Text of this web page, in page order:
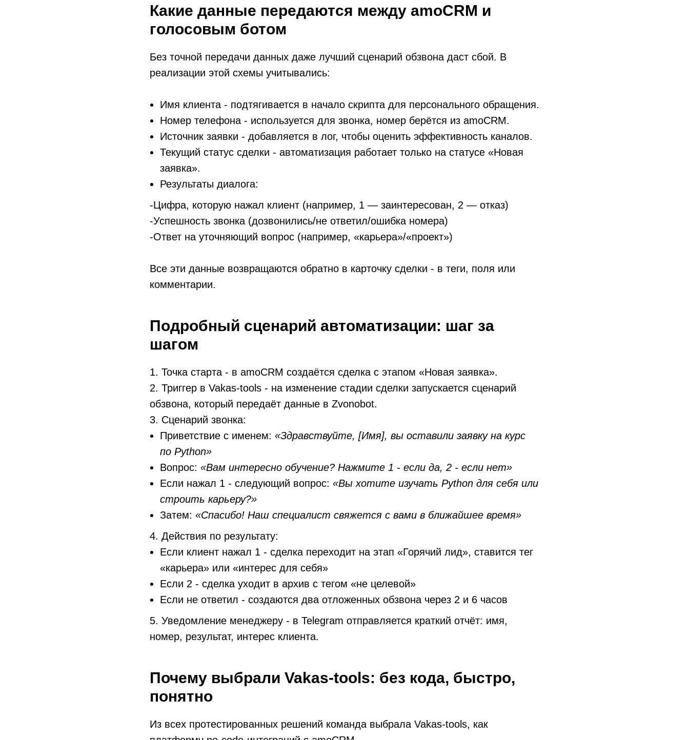
Какие данные передаются между amoCRM и
голосовым ботом
Без точной передачи данных даже лучший сценарий обзвона даст сбой. В
реализации этой схемы учитывались:
Имя клиента - подтягивается в начало скрипта для персонального обращения.
Номер телефона - используется для звонка, номер берётся из amoCRM.
Источник заявки - добавляется в лог, чтобы оценить эффективность каналов.
Текущий статус сделки - автоматизация работает только на статусе «Новая
заявка».
Результаты диалога:
-Цифра, которую нажал клиент (например, 1 — заинтересован, 2 — отказ)
-Успешность звонка (дозвонились/не ответил/ошибка номера)
-Ответ на уточняющий вопрос (например, «карьера»/«проект»)
Все эти данные возвращаются обратно в карточку сделки - в теги, поля или
комментарии.
Подробный сценарий автоматизации: шаг за
шагом
1. Точка старта - в amoCRM создаётся сделка с этапом «Новая заявка».
2. Триггер в Vakas-tools - на изменение стадии сделки запускается сценарий
обзвона, который передаёт данные в Zvonobot.
3. Сценарий звонка:
Приветствие с именем: «Здравствуйте, [Имя], вы оставили заявку на курс
по Python»
Вопрос: «Вам интересно обучение? Нажмите 1 - если да, 2 - если нет»
Если нажал 1 - следующий вопрос: «Вы хотите изучать Python для себя или
строить карьеру?»
Затем: «Спасибо! Наш специалист свяжется с вами в ближайшее время»
4. Действия по результату:
Если клиент нажал 1 - сделка переходит на этап «Горячий лид», ставится тег
«карьера» или «интерес для себя»
Если 2 - сделка уходит в архив с тегом «не целевой»
Если не ответил - создаются два отложенных обзвона через 2 и 6 часов
5. Уведомление менеджеру - в Telegram отправляется краткий отчёт: имя,
номер, результат, интерес клиента.
Почему выбрали Vakas-tools: без кода, быстро,
понятно
Из всех протестированных решений команда выбрала Vakas-tools, как